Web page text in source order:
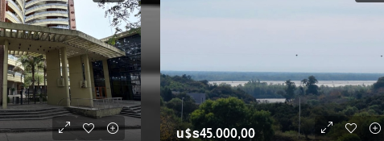
u$s45.000,00